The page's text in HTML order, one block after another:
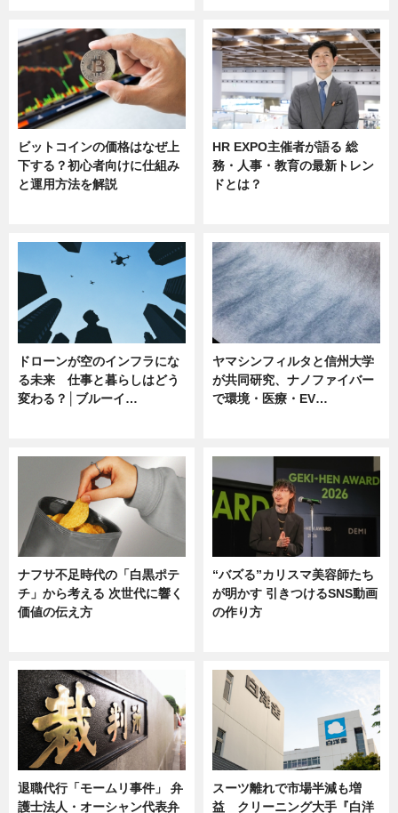
ビットコインの価格はなぜ上
下する？初心者向けに仕組み
と運用方法を解説
HR EXPO主催者が語る 総
務・人事・教育の最新トレン
ドとは？
ドローンが空のインフラにな
る未来 仕事と暮らしはどう
変わる？│ブルーイ…
ヤマシンフィルタと信州大学
が共同研究、ナノファイバー
で環境・医療・EV…
ナフサ不足時代の「白黒ポテ
チ」から考える 次世代に響く
価値の伝え方
“バズる”カリスマ美容師たち
が明かす 引きつけるSNS動画
の作り方
退職代行「モームリ事件」 弁
護士法人・オーシャン代表弁
スーツ離れで市場半減も増
益 クリーニング大手『白洋